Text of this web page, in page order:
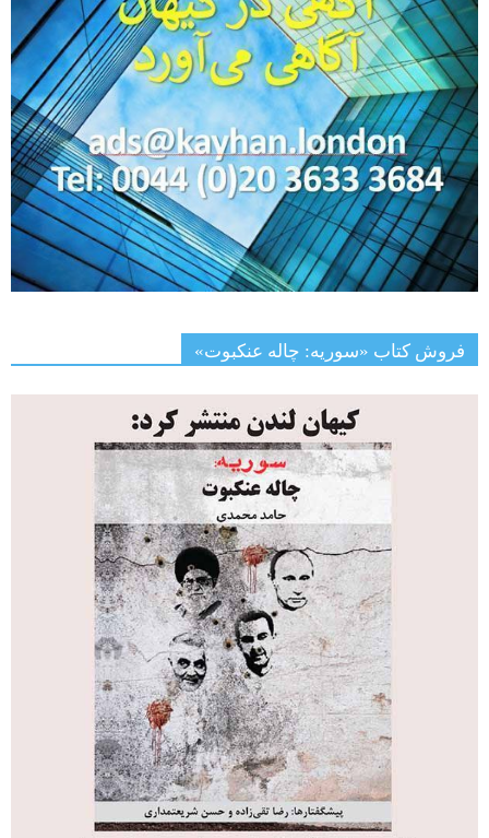
فروش کتاب «سوریه: چاله عنکبوت»